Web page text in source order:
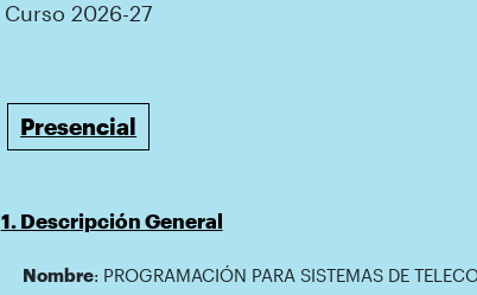
Curso 2026-27
Presencial
1. Descripción General
Nombre: PROGRAMACIÓN PARA SISTEMAS DE